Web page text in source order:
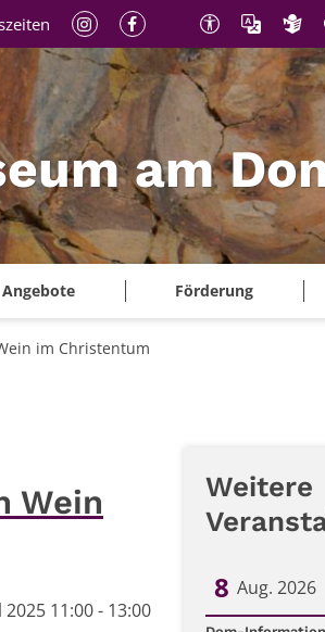
am
Angebote Förderung
im Christentum
Wein
11:00 - 13:00
Weitere
8 Aug. 2026